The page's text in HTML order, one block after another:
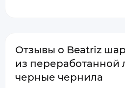
Отзывы о Beatriz
из переработанной
черные чернила